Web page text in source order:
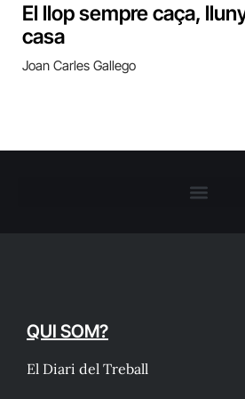
El llop sempre caça,
casa
Joan Carles Gallego
QUI SOM?
El Diari del Treball